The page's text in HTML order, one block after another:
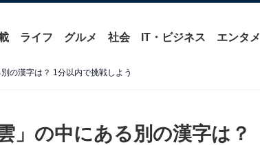
ライフ グルメ 社会 IT・ビジネス エンタメ
の漢字は？ 1分以内で挑戦しよう
」の中にある別の漢字は？